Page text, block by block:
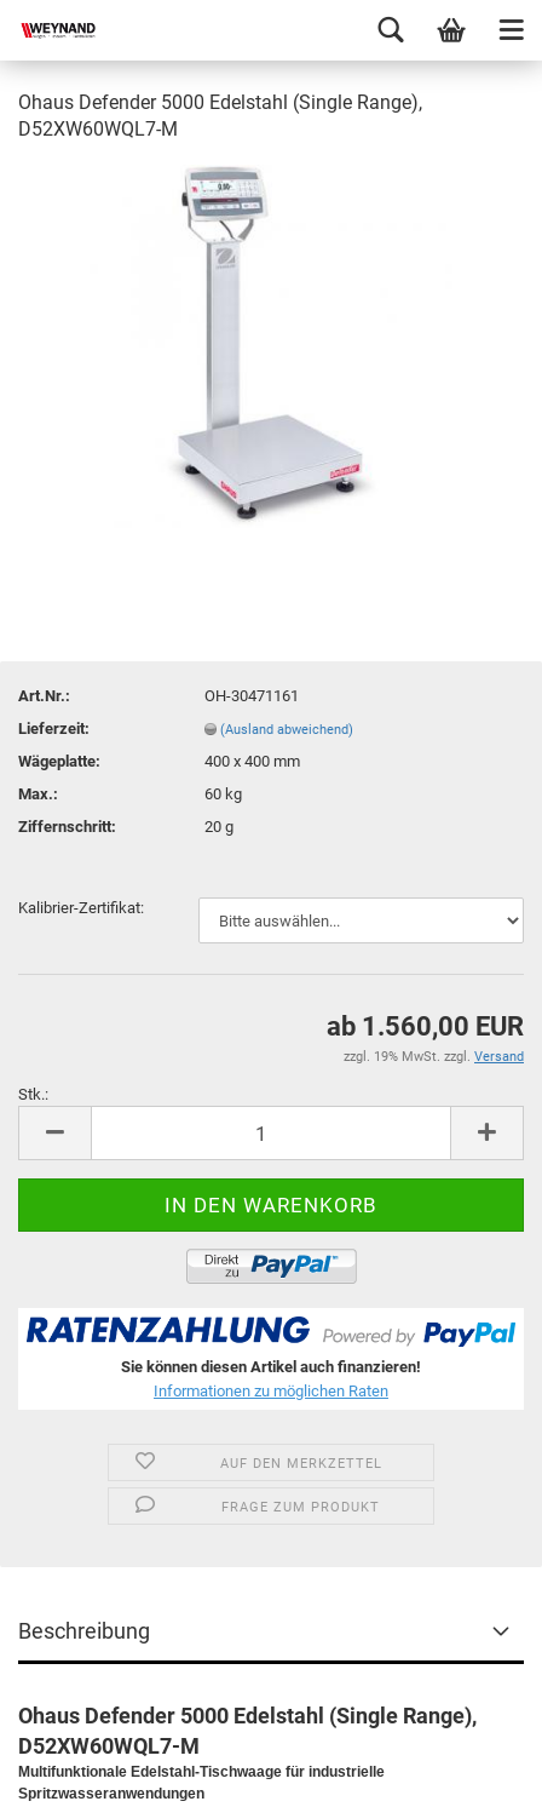
Ohaus Defender 5000 Edelstahl (Single Range),
D52XW60WQL7-M
Art.Nr.:
OH-30471161
Lieferzeit:
(Ausland abweichend)
Wägeplatte:
400 x 400 mm
Max.:
60 kg
Ziffernschritt:
20 g
Kalibrier-Zertifikat:
ab 1.560,00 EUR
zzgl. 19% MwSt. zzgl. Versand
Stk.:
Sie können diesen Artikel auch finanzieren!
Informationen zu möglichen Raten
AUF DEN MERKZETTEL
FRAGE ZUM PRODUKT
Beschreibung
Ohaus Defender 5000 Edelstahl (Single Range),
D52XW60WQL7-M
Multifunktionale Edelstahl-Tischwaage für industrielle
Spritzwasseranwendungen